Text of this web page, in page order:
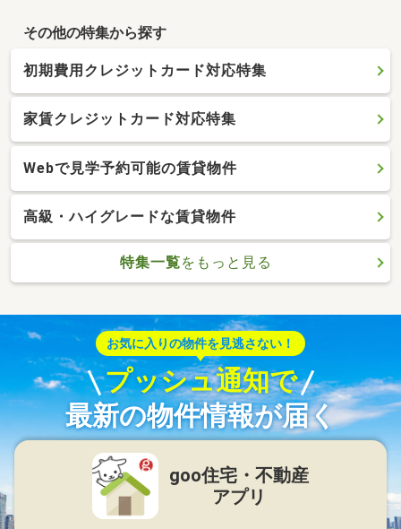
その他の特集から探す
初期費用クレジットカード対応特集
家賃クレジットカード対応特集
Webで見学予約可能の賃貸物件
高級・ハイグレードな賃貸物件
特集一覧をもっと見る
お気に入りの物件を見逃さない！
プッシュ通知で
最新の物件情報が届く
goo住宅・不動産
アプリ